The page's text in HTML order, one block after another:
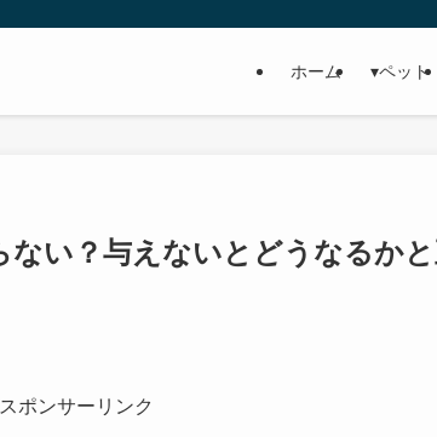
ホーム ▾ペット
い？与えないとどうなるかと
スポンサーリンク